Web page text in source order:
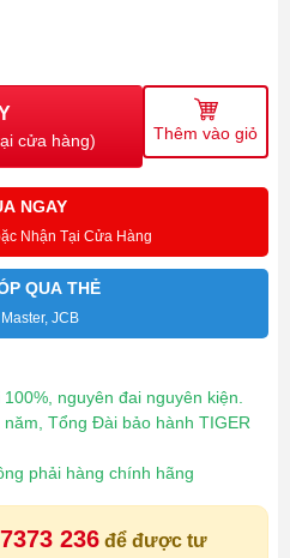
cửa hàng) Thêm vào giỏ
NGAY
Nhận Tại Cửa Hàng
QUA THẺ
JCB
nguyên đai nguyên kiện.
Tổng Đài bảo hành TIGER
phải hàng chính hãng
236 để được tư